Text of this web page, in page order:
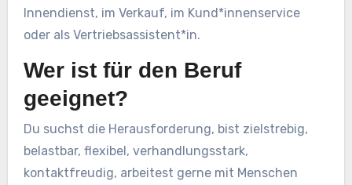
Innendienst, im Verkauf, im Kund*innenservice
oder als Vertriebsassistent*in.
Wer ist für den Beruf
geeignet?
Du suchst die Herausforderung, bist zielstrebig,
belastbar, flexibel, verhandlungsstark,
kontaktfreudig, arbeitest gerne mit Menschen